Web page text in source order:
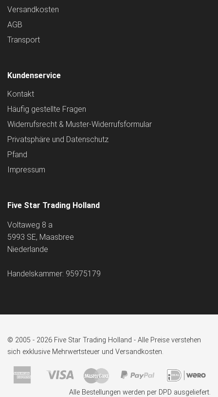
Versandkosten
AGB
Transport
Kundenservice
Kontakt
Häufig gestellte Fragen
Widerrufsrecht & Muster-Widerrufsformular
Privatsphäre und Datenschutz
Pfand
Impressum
Five Star Trading Holland
Voltaweg 8 a
5993 SE, Maasbree
Niederlande
Handelskammer: 95975179
© 2005 - 2026 Five Star Trading Holland - Alle Preise verstehen
sich exklusive Mehrwertsteuer und Versandkosten.
Alle Bestellungen werden per DPD ausgeliefert.